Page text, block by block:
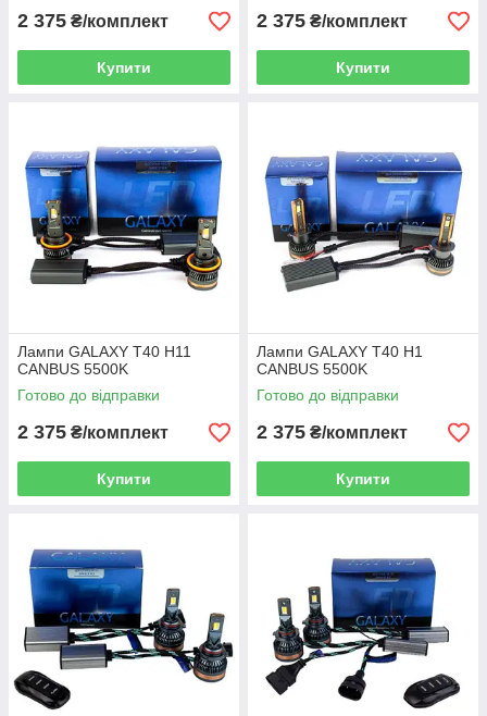
2 375 ₴/комплект
Купити
2 375 ₴/комплект
Купити
Лампи GALAXY T40 H11
CANBUS 5500K
Готово до відправки
2 375 ₴/комплект
Купити
Лампи GALAXY T40 H1
CANBUS 5500K
Готово до відправки
2 375 ₴/комплект
Купити